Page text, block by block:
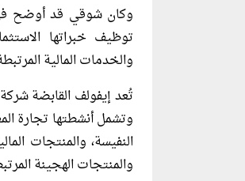
وكان شوقي قد أوضح في
توظيف خبراتها
والخدمات المالية
تُعد إيفولف القابضة
وتشمل أنشطتها تجارة
النفيسة، والمنتجات
والمنتجات الهجينة